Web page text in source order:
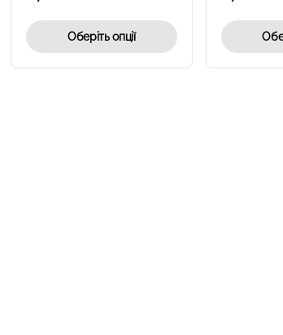
Оберіть опції